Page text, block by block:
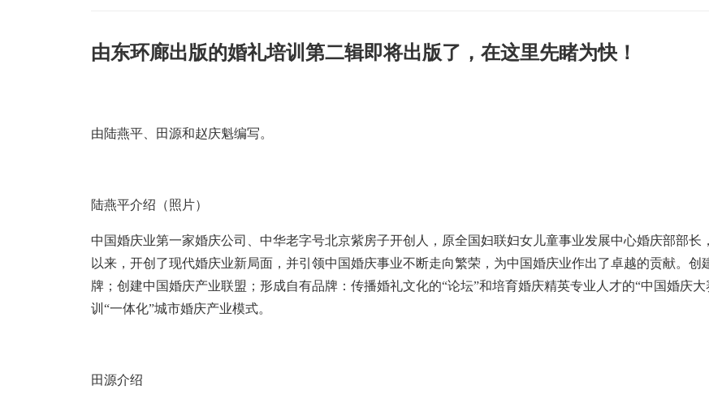
由东环廊出版的婚礼培训第二辑即将出版了，在这里先睹为快！
由陆燕平、田源和赵庆魁编写。
陆燕平介绍（照片）
中国婚庆业第一家婚庆公司、中华老字号北京紫房子开创人，原全国妇联妇女儿童事业发展中心婚庆部部
以来，开创了现代婚庆业新局面，并引领中国婚庆事业不断走向繁荣，为中国婚庆业作出了卓越的贡献。
牌；创建中国婚庆产业联盟；形成自有品牌：传播婚礼文化的“论坛”和培育婚庆精英专业人才的“中国婚庆
训“一体化”城市婚庆产业模式。
田源介绍